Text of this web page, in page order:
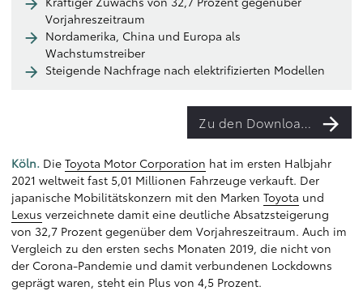
Vorjahreszeitraum
Nordamerika, China und Europa als
Wachstumstreiber
Steigende Nachfrage nach elektrifizierten Modellen
Zu den Downloads
Köln. Die Toyota Motor Corporation hat im ersten Halbjahr
2021 weltweit fast 5,01 Millionen Fahrzeuge verkauft. Der
japanische Mobilitätskonzern mit den Marken Toyota und
Lexus verzeichnete damit eine deutliche Absatzsteigerung
von 32,7 Prozent gegenüber dem Vorjahreszeitraum. Auch im
Vergleich zu den ersten sechs Monaten 2019, die nicht von
der Corona-Pandemie und damit verbundenen Lockdowns
geprägt waren, steht ein Plus von 4,5 Prozent.